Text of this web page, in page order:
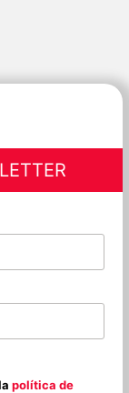
política de